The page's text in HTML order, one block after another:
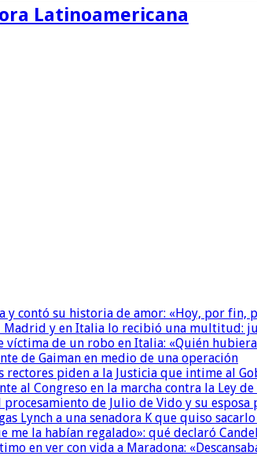
Latinoamericana
y contó su historia de amor: «Hoy, por fin,
Madrid y en Italia lo recibió una multitud:
víctima de un robo en Italia: «Quién
de Gaiman en medio de una operación
piden a la Justicia que intime al
al Congreso en la marcha contra la Ley
procesamiento de Julio de Vido y su
Lynch a una senadora K que quiso
me la habían regalado»: qué declaró
en ver con vida a Maradona: